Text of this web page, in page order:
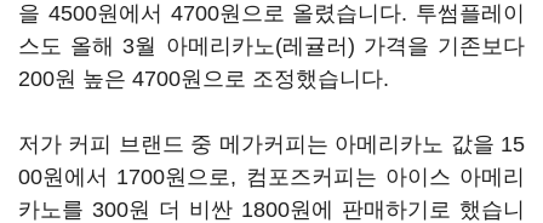
을 4500원에서 4700원으로 올렸습니다. 투썸플레이
스도 올해 3월 아메리카노(레귤러) 가격을 기존보다
200원 높은 4700원으로 조정했습니다.
저가 커피 브랜드 중 메가커피는 아메리카노 값을 15
00원에서 1700원으로, 컴포즈커피는 아이스 아메리
카노를 300원 더 비싼 1800원에 판매하기로 했습니